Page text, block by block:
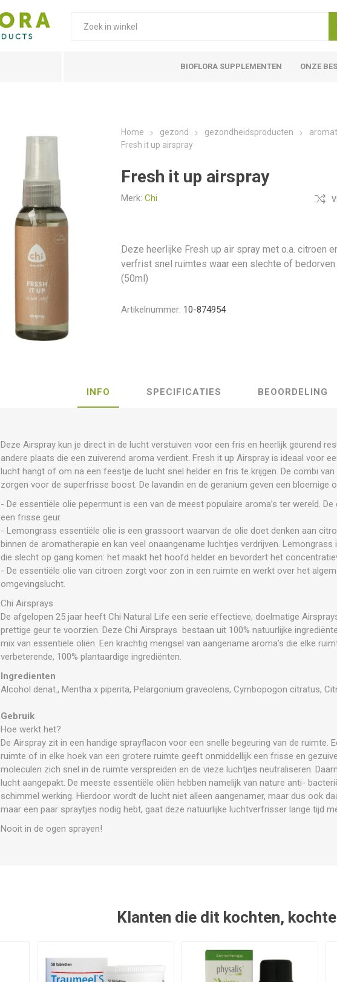
BIOFLORA SUPPLEMENTEN ONZE
Home gezond gezondheidsproducten
Fresh it up airspray
Fresh it up airspray
Merk: Chi
Deze heerlijke Fresh up air spray met o.a. citroen
verfrist snel ruimtes waar een slechte of bedorven
(50ml)
Artikelnummer: 10-874954
INFO SPECIFICATIES BEOORDELING
Deze Airspray kun je direct in de lucht verstuiven voor een fris en heerlijk geurend
andere plaats die een zuiverend aroma verdient. Fresh it up Airspray is ideaal voor
lucht hangt of om na een feestje de lucht snel helder en fris te krijgen. De combi
zorgen voor de superfrisse boost. De lavandin en de geranium geven een bloemige
- De essentiële olie pepermunt is een van de meest populaire aroma’s ter wereld.
een frisse geur.
- Lemongrass essentiële olie is een grassoort waarvan de olie doet denken aan
binnen de aromatherapie en kan veel onaangename luchtjes verdrijven.
die slecht op gang komen: het maakt het hoofd helder en bevordert het
- De essentiële olie van citroen zorgt voor zon in een ruimte en werkt over het
omgevingslucht.
Chi Airsprays
De afgelopen 25 jaar heeft Chi Natural Life een serie effectieve, doelmatige
prettige geur te voorzien. Deze Chi Airsprays bestaan uit 100% natuurlijke
mix van essentiële oliën. Een krachtig mengsel van aangename aroma’s die elke
verbeterende, 100% plantaardige ingrediënten.
Ingredienten
Alcohol denat., Mentha x piperita, Pelargonium graveolens, Cymbopogon citratus,
Gebruik
Hoe werkt het?
De Airspray zit in een handige sprayflacon voor een snelle begeuring van de ruimte.
ruimte of in elke hoek van een grotere ruimte geeft onmiddellijk een frisse en
moleculen zich snel in de ruimte verspreiden en de vieze luchtjes neutraliseren.
lucht aangepakt. De meeste essentiële oliën hebben namelijk van nature anti-
schimmel werking. Hierdoor wordt de lucht niet alleen aangenamer, maar dus ook
maar een paar spraytjes nodig hebt, gaat deze natuurlijke luchtverfrisser lange tijd
Nooit in de ogen sprayen!
Klanten die dit kochten,